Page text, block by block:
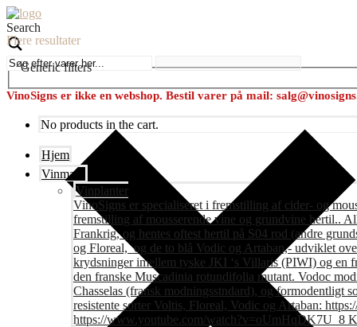
Search
Flere resultater
Generic filters
VinoSigns er ikke en webshop. Bestil varer på mail:
No products in the cart.
Hjem
Vinmark
Vinplanter
VinoSigns er specialiseret i fremstilling af cider- og
fremstilling af mousserende vine og grundvine hertil..
Frankrig, og hentes oftest hertil på S04 rod (andre
og Floreal, og de to blå Vodic og Artaban,- udviklet
krydsninger imellem tyske JKI ‘s Villaris (PIWI) og en
den franske Muscadinia rotundifolia mutant. Vodoc
Chasselas (fransk modningsstndard), og formodentligt
resistente sorter Voltis, Floreal, Vodic og Artaban:
https://www.youtube.com/watch?v=oUmHqDK7U_8